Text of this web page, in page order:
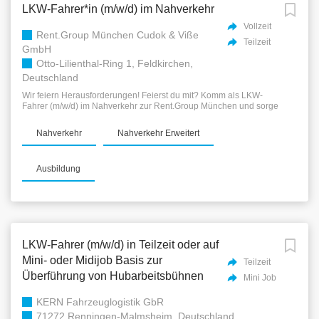
Zusatzleistungen Unsere Benefits für dich: ✅ Übertarifliche
Bezahlung + Zulagen und Spesen ✅ Urlaubsgeld, Weihnachtsgeld
und Gutscheinkarte ✅ Kostenlose Arbeitskleidung inkl.
Reinigungsservice ✅ Bezahlte Fortbildungen (z.B. BKrFQG-
Module) ✅ Keine Nacht- oder Schichtarbeit, keine Übernachtungen
im LKW ✅ Mitarbeiterrabatte und vermögenswirksame Leistungen
Deine Aufgaben:...
Vollzeit
Teilzeit
LKW-Fahrer*in (m/w/d) im Nahverkehr
Rent.Group München Cudok & Viße
GmbH
Otto-Lilienthal-Ring 1, Feldkirchen,
Deutschland
Wir feiern Herausforderungen! Feierst du mit? Komm als LKW-
Fahrer (m/w/d) im Nahverkehr zur Rent.Group München und sorge
Kunden transportiert wird. Wir sind Rent.Group Wir arbeiten an 29
Standorten in Europa. Wir sind 100 Kolleginnen und Kollegen in
München und 1.150 europaweit. Wir haben flache Hierarchien. Wir
Sicherheit. Wir arbeiten mit höchstem Qualitätsanspruch. Das
bekommst du von uns: Wir gestalten regelmäßige Teamevents Du
Arbeitszeiten und minutengenaue Erfassung der Arbeitszeit
modernste Erholungsräumlichkeiten Firmengebäude mit höchstem
uns einen jährlichen Gutschein, um dir Produkte dafür...
Nahverkehr Nahverkehr Erweitert
Ausbildung
Teilzeit
Mini Job
LKW-Fahrer (m/w/d) in Teilzeit oder auf
Mini- oder Midijob Basis zur
Überführung von Hubarbeitsbühnen
KERN Fahrzeuglogistik GbR
71272 Renningen-Malmsheim, Deutschland